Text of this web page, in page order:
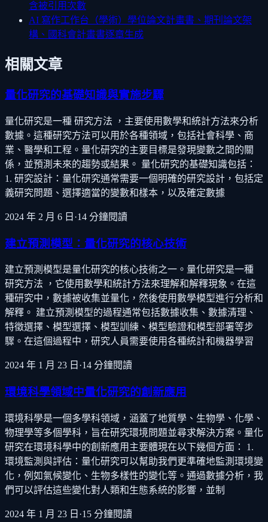
含被引用次數
AI 寫作工作台（學術） 學位論文計畫書、期刊論文架
構、國科會計畫書逐章生成
相關文章
量化研究的基礎知識與實施步驟
量化研究是一種 研究方法 ，主要使用數學和統計方法來分析
數據。這種研究方法可以用於各種領域，包括社會科學、商
業、醫學和工程。量化研究的主要目標是發現變數之間的關
係，並預測未來的趨勢或結果。 量化研究的基礎知識包括：
1. 研究設計：量化研究通常需要一個明確的研究設計，包括定
義研究問題、選擇適當的變數和樣本，以及確定數據
2024 年 2 月 6 日 ·14 分鐘閱讀
建立預測模型：量化研究的核心技術
建立預測模型是量化研究的核心技術之一。量化研究是一種
研究方法 ，它使用數學和統計方法來理解和解釋現象。在這
種研究中，數據被收集並量化，然後使用數學模型進行分析和
解釋。 建立預測模型的過程通常包括數據收集、數據清理、
特徵選擇、模型選擇、模型訓練、模型驗證和模型部署等步
驟。在這個過程中，研究人員需要使用各種統計和機器學習
2024 年 1 月 23 日 ·14 分鐘閱讀
環境科學領域中量化研究的創新應用
環境科學是一個多學科領域，涵蓋了地質學、生物學、化學、
物理學等多個學科，旨在研究環境問題並尋求解決方案。量化
研究在環境科學中的創新應用主要體現在以下幾個方面： 1.
環境監測與評估：量化研究可以幫助我們更準確地監測環境變
化，例如氣候變化、生物多樣性的變化等。通過數據分析，我
們可以評估這些變化對人類和生態系統的影響，並制
2024 年 1 月 23 日 ·15 分鐘閱讀